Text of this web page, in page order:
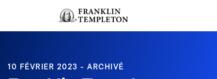
Header menu toggle
Ouverture de session
10 FÉVRIER 2023 - ARCHIVÉ